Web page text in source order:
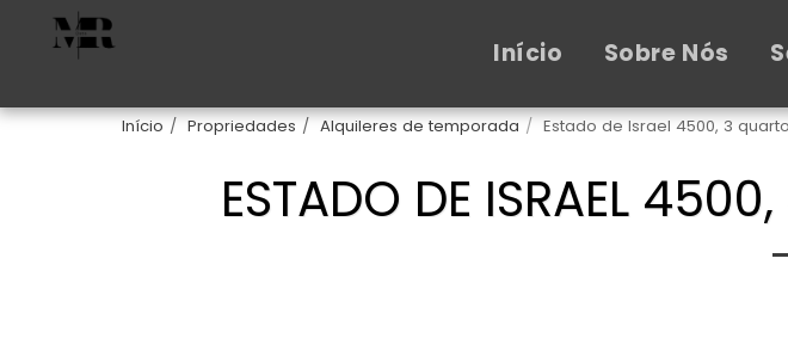
Início Sobre Nós
Início Propriedades Alquileres de temporada Estado de Israel 4500, 3
ESTADO DE ISRAEL